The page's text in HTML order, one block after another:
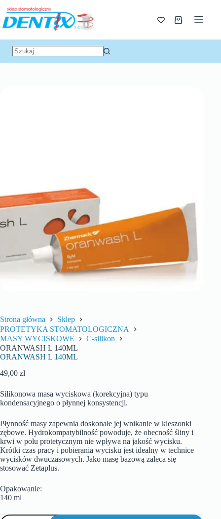
Strona główna
Sklep
PROTETYKA STOMATOLOGICZNA
MASY WYCISKOWE
C-silikon
ORANWASH L 140ML
ORANWASH L 140ML
49,00 zł
Silikonowa masa wyciskowa (korekcyjna) typu
kondensacyjnego o płynnej konsystencji.
Płynność masy zapewnia doskonałe jej wnikanie w kieszonki
zębowe. Hydrokompatybilność powoduje, że obecność śliny i
krwi w polu protetycznym nie wpływa na jakość wycisku.
Krótki czas pracy i pobierania wycisku jest idealny w technice
wycisków dwuczasowych. Jako masę bazową zaleca się
stosować Zetaplus.
Opakowanie:
140 ml